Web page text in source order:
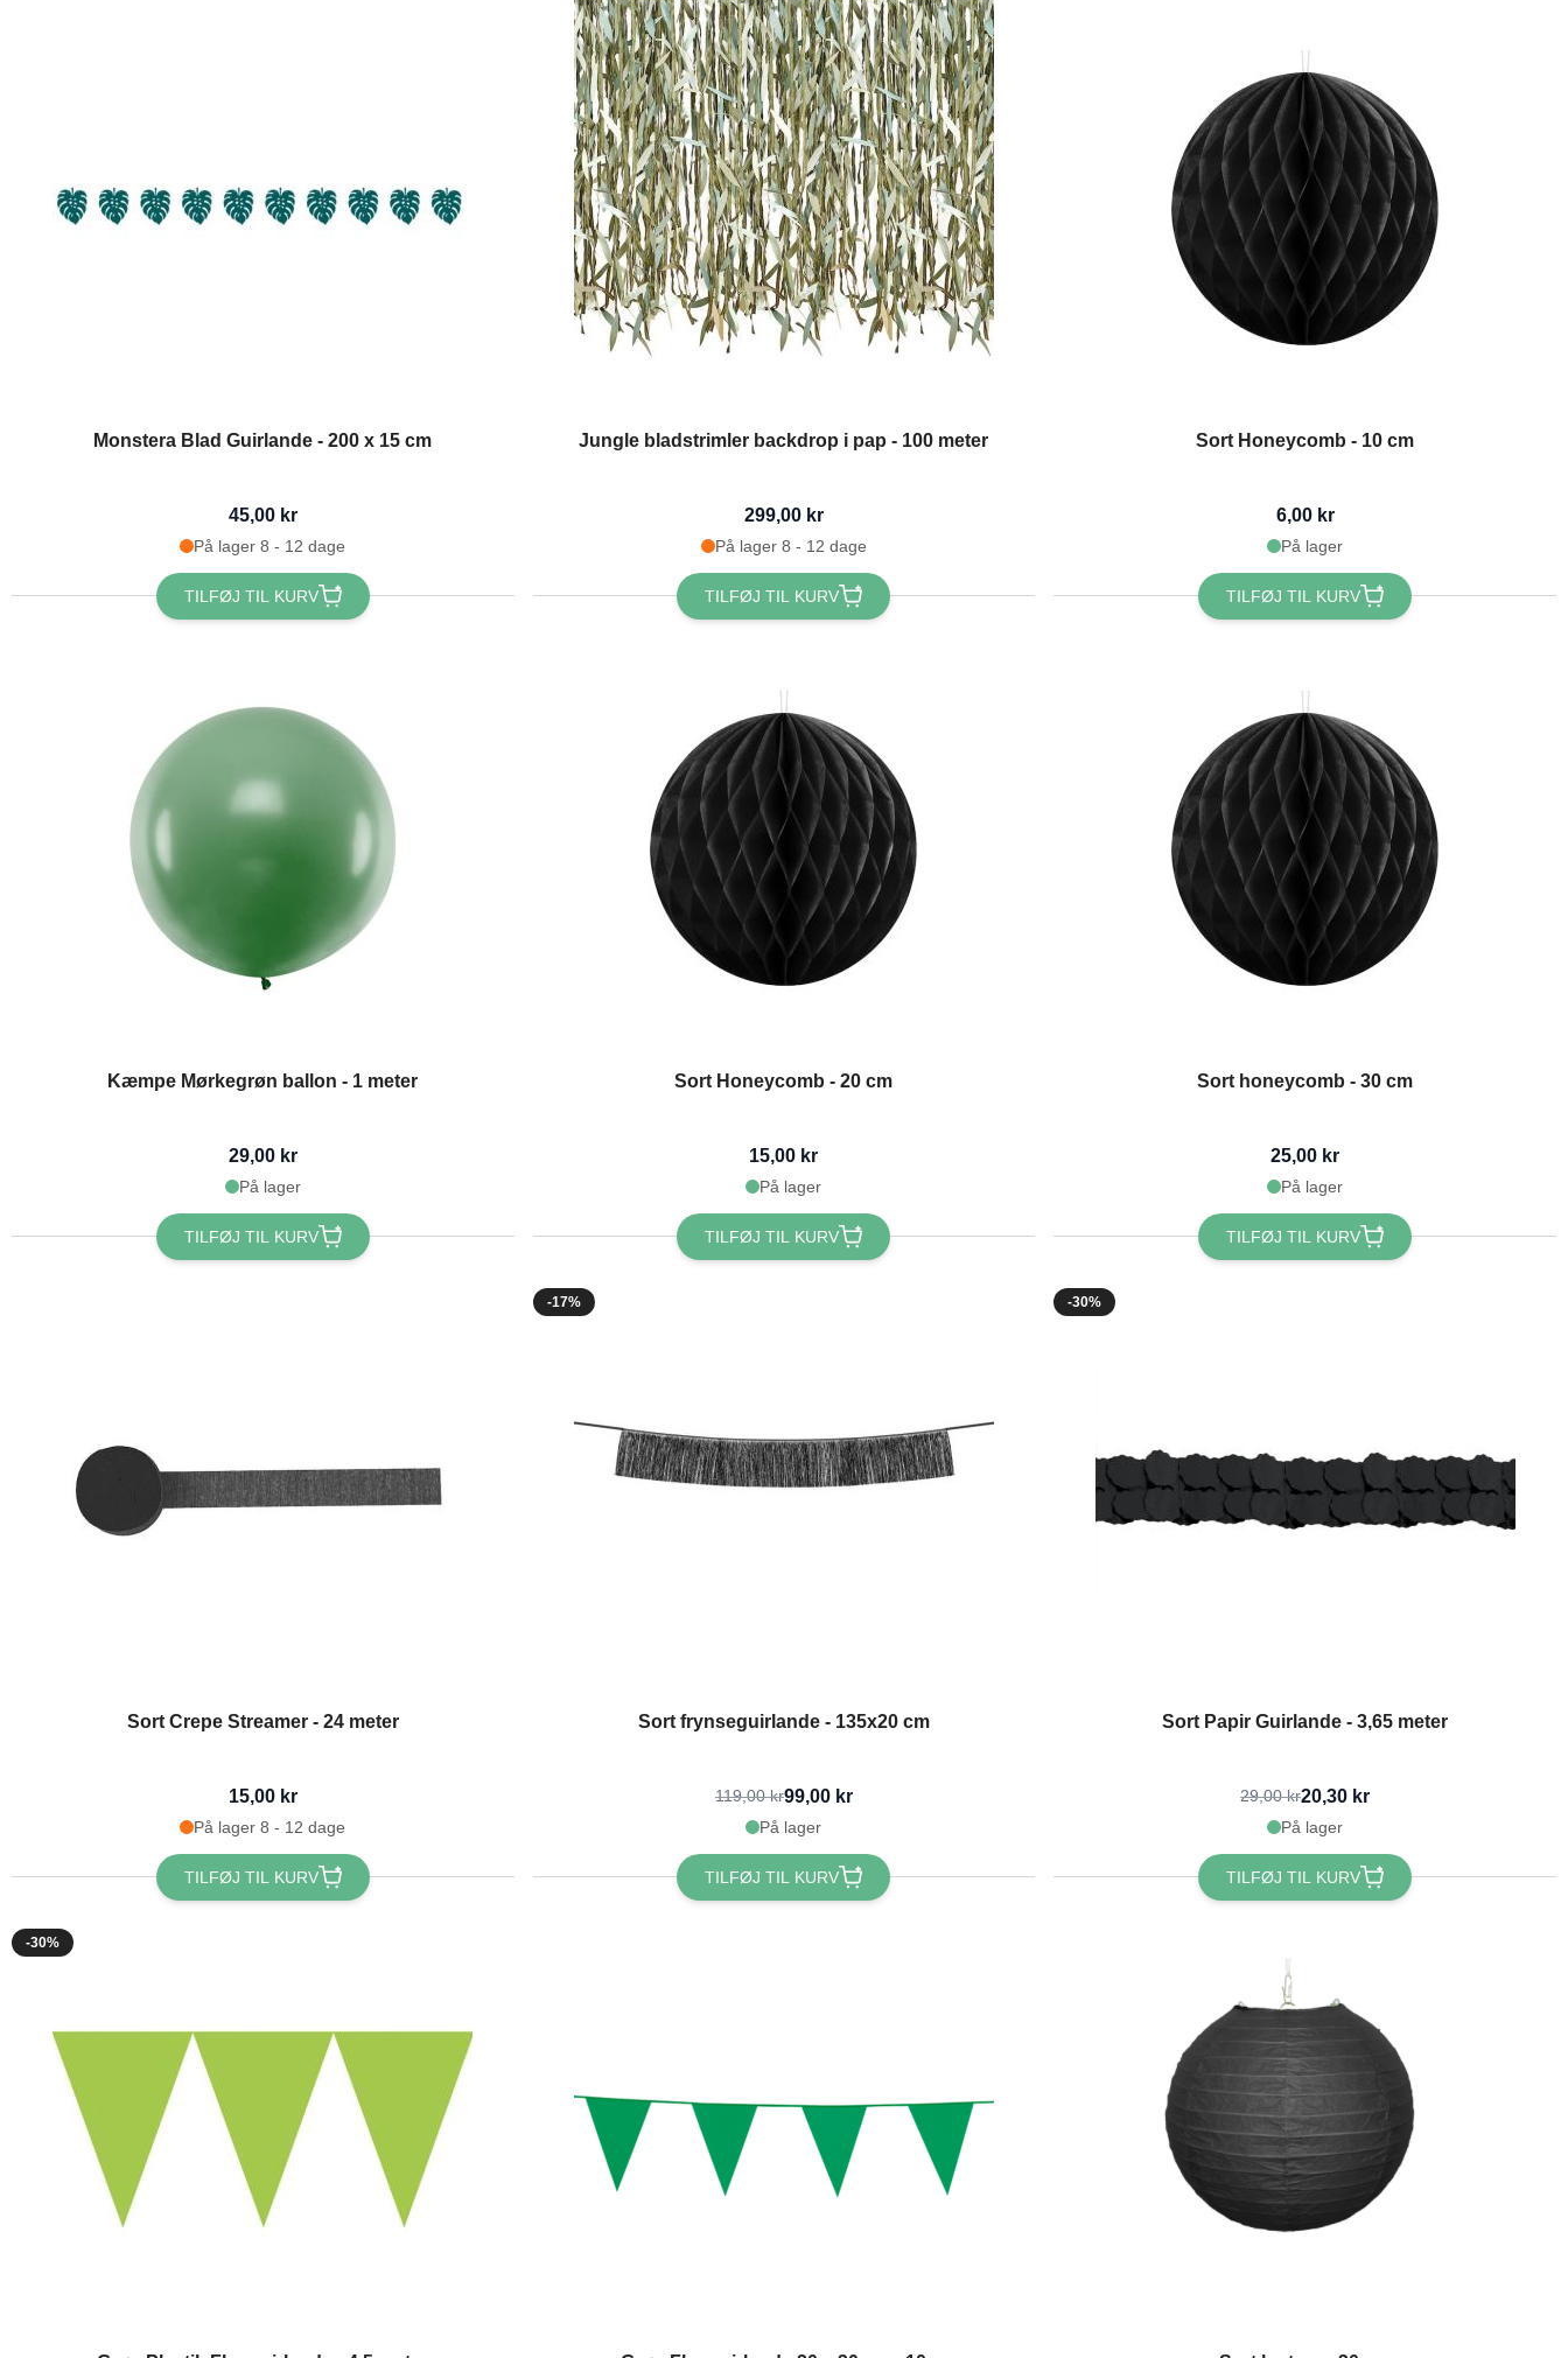
Monstera Blad Guirlande - 200 x 15 cm
45,00 kr
På lager 8 - 12 dage
TILFØJ TIL KURV
Jungle bladstrimler backdrop i pap - 100 meter
299,00 kr
På lager 8 - 12 dage
TILFØJ TIL KURV
Sort Honeycomb - 10 cm
6,00 kr
På lager
TILFØJ TIL KURV
Kæmpe Mørkegrøn ballon - 1 meter
29,00 kr
På lager
TILFØJ TIL KURV
Sort Honeycomb - 20 cm
15,00 kr
På lager
TILFØJ TIL KURV
Sort honeycomb - 30 cm
25,00 kr
På lager
TILFØJ TIL KURV
Sort Crepe Streamer - 24 meter
15,00 kr
På lager 8 - 12 dage
TILFØJ TIL KURV
-17%
Sort frynseguirlande - 135x20 cm
119,00 kr99,00 kr
På lager
TILFØJ TIL KURV
-30%
Sort Papir Guirlande - 3,65 meter
29,00 kr20,30 kr
På lager
TILFØJ TIL KURV
-30%